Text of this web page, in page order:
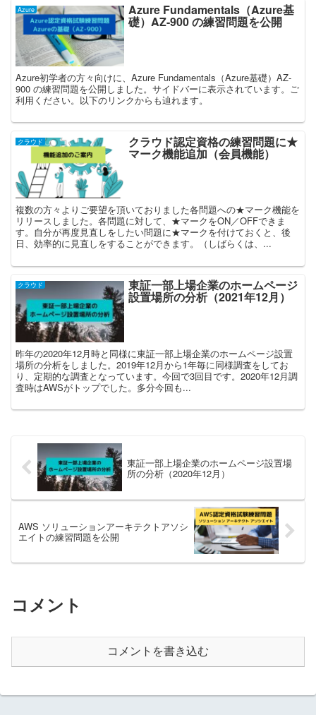
Azure Azure Fundamentals（Azure基
礎）AZ-900 の練習問題を公開
Azure初学者の方々向けに、Azure Fundamentals（Azure基礎）AZ-
900 の練習問題を公開しました。サイドバーに表示されています。ご
利用ください。以下のリンクからも辿れます。
クラウド クラウド認定資格の練習問題に★
マーク機能追加（会員機能）
複数の方々よりご要望を頂いておりました各問題への★マーク機能を
リリースしました。各問題に対して、★マークをON／OFFできま
す。自分が再度見直しをしたい問題に★マークを付けておくと、後
日、効率的に見直しをすることができます。（しばらくは、...
クラウド 東証一部上場企業のホームページ
設置場所の分析（2021年12月）
昨年の2020年12月時と同様に東証一部上場企業のホームページ設置
場所の分析をしました。2019年12月から1年毎に同様調査をしてお
り、定期的な調査となっています。今回で3回目です。2020年12月調
査時はAWSがトップでした。多分今回も...
東証一部上場企業のホームページ設置場
所の分析（2020年12月）
AWS ソリューションアーキテクトアソシ
エイトの練習問題を公開
コメント
コメントを書き込む